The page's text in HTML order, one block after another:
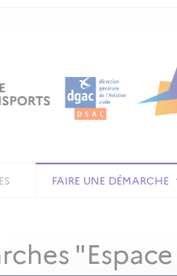
FAIRE UNE DÉMARCHE